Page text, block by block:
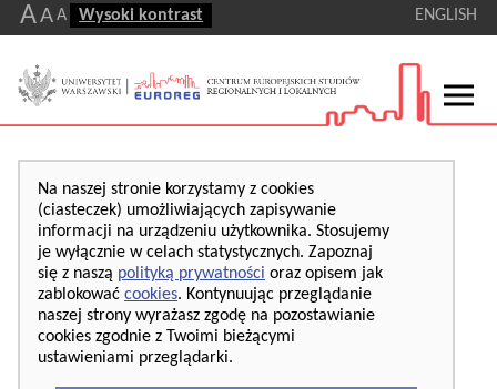
AA A Wysoki kontrast ENGLISH
Na naszej stronie korzystamy z cookies
(ciasteczek) umożliwiających zapisywanie
informacji na urządzeniu użytkownika. Stosujemy
je wyłącznie w celach statystycznych. Zapoznaj
się z naszą polityką prywatności oraz opisem jak
zablokować cookies. Kontynuując przeglądanie
naszej strony wyrażasz zgodę na pozostawianie
cookies zgodnie z Twoimi bieżącymi
ustawieniami przeglądarki.